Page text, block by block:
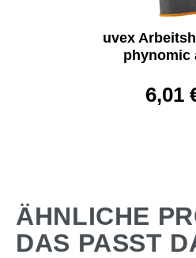
uvex
phynomic
6,01
ÄHNLICHE
DAS PASST